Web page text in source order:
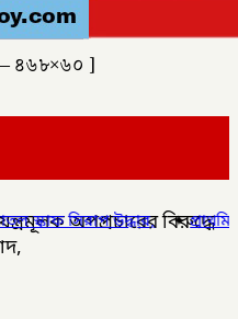
— ৪৬৮×৬০ ]
✦প্রাথমিক শিক্ষা পদক ২০২৬:
অপপ্রচারের বিরুদ্ধে